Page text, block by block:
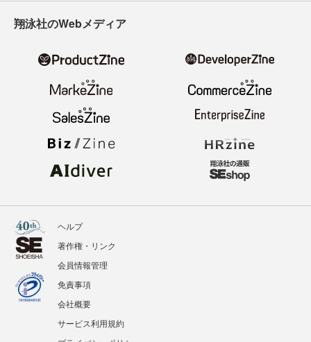
翔泳社のWebメディア
ヘルプ
著作権・リンク
会員情報管理
免責事項
会社概要
サービス利用規約